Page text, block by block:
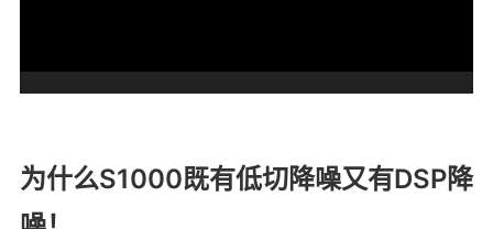
为什么S1000既有低切降噪又有DSP降